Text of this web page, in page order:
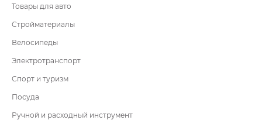
Товары для авто
Стройматериалы
Велосипеды
Электротранспорт
Спорт и туризм
Посуда
Ручной и расходный инструмент